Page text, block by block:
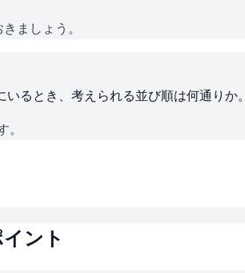
ましょう。
るとき、考えられる並び順は何通りか。
。
ント